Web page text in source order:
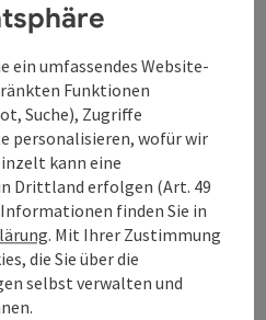
785 m
ein umfassendes Website-
Funktionen
Suche), Zugriffe
personalisieren, wofür wir
kann eine
Drittland erfolgen (Art. 49
Informationen finden Sie in
. Mit Ihrer Zustimmung
die Sie über die
selbst verwalten und